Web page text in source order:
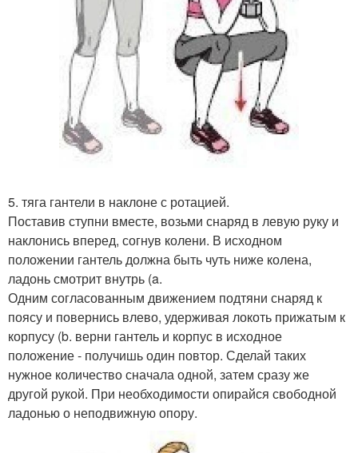
5. тяга гантели в наклоне с ротацией.
Поставив ступни вместе, возьми снаряд в левую руку и
наклонись вперед, согнув колени. В исходном
положении гантель должна быть чуть ниже колена,
ладонь смотрит внутрь (a.
Одним согласованным движением подтяни снаряд к
поясу и повернись влево, удерживая локоть прижатым к
корпусу (b. верни гантель и корпус в исходное
положение - получишь один повтор. Сделай таких
нужное количество сначала одной, затем сразу же
другой рукой. При необходимости опирайся свободной
ладонью о неподвижную опору.